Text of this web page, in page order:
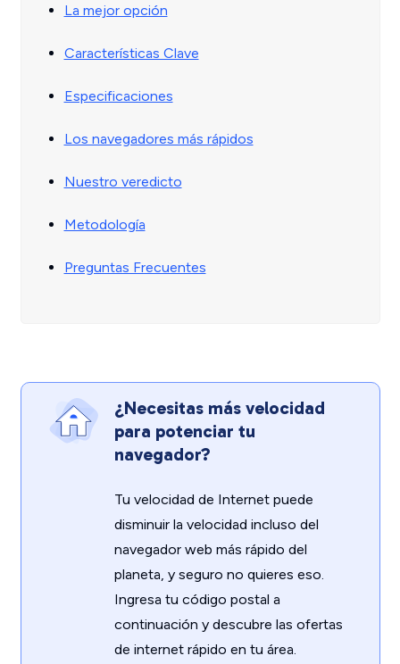
La mejor opción
Características Clave
Especificaciones
Los navegadores más rápidos
Nuestro veredicto
Metodología
Preguntas Frecuentes
¿Necesitas más velocidad
para potenciar tu
navegador?
Tu velocidad de Internet puede
disminuir la velocidad incluso del
navegador web más rápido del
planeta, y seguro no quieres eso.
Ingresa tu código postal a
continuación y descubre las ofertas
de internet rápido en tu área.